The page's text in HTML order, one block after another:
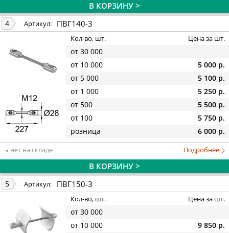
В КОРЗИНУ >
4 Артикул: ПВГ140-3
Кол-во, шт. Цена за шт.
от 30 000
от 10 000
5 000 р.
от 5 000
5 100 р.
от 1 000
5 250 р.
от 500
5 500 р.
от 100
5 750 р.
розница
6 000 р.
нет на складе Подробнее
В КОРЗИНУ >
5 Артикул: ПВГ150-3
Кол-во, шт. Цена за шт.
от 30 000
от 10 000
9 850 р.